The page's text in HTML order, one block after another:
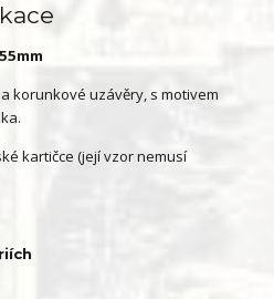
korunkové uzávěry, s motivem
kartičce (její vzor nemusí